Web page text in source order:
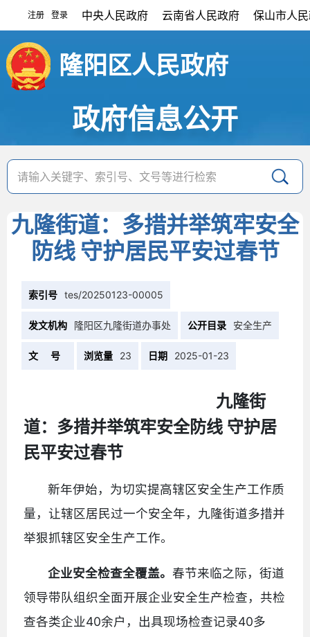
注册 登录 中央人民政府 云南省人民政府 保山市人
隆阳区人民政府
政府信息公开
九隆街道：多措并举筑牢安全
防线 守护居民平安过春节
索引号 tes/20250123-00005
发文机构 隆阳区九隆街道办事处 公开目录 安全生产
文 号 浏览量 23 日期 2025-01-23
九隆街
道：多措并举筑牢安全防线 守护居
民平安过春节
新年伊始，为切实提高辖区安全生产工作质
量，让辖区居民过一个安全年，九隆街道多措并
举狠抓辖区安全生产工作。
企业安全检查全覆盖。春节来临之际，街道
领导带队组织全面开展企业安全生产检查，共检
查各类企业40余户，出具现场检查记录40多